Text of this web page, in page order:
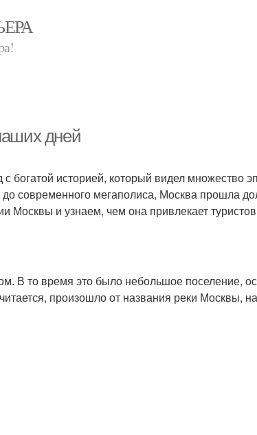
дней
богатой историей, который видел множество
современного мегаполиса, Москва прошла
Москвы и узнаем, чем она привлекает
В то время это было небольшое поселение,
произошло от названия реки Москвы,